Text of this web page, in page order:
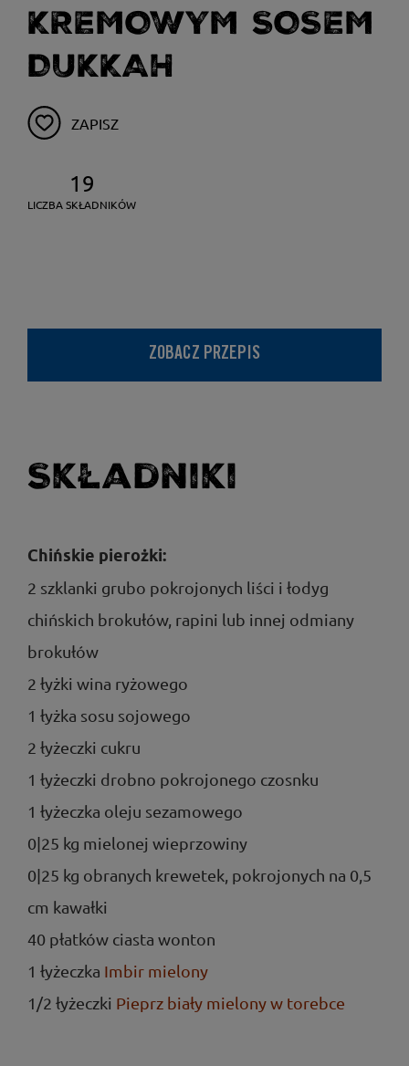
KREMOWYM SOSEM
DUKKAH
ZAPISZ
19
LICZBA SKŁADNIKÓW
ZOBACZ PRZEPIS
Składniki
Chińskie pierożki:
2 szklanki grubo pokrojonych liści i łodyg
chińskich brokułów, rapini lub innej odmiany
brokułów
2 łyżki wina ryżowego
1 łyżka sosu sojowego
2 łyżeczki cukru
1 łyżeczki drobno pokrojonego czosnku
1 łyżeczka oleju sezamowego
0|25 kg mielonej wieprzowiny
0|25 kg obranych krewetek, pokrojonych na 0,5
cm kawałki
40 płatków ciasta wonton
1 łyżeczka Imbir mielony
1/2 łyżeczki Pieprz biały mielony w torebce